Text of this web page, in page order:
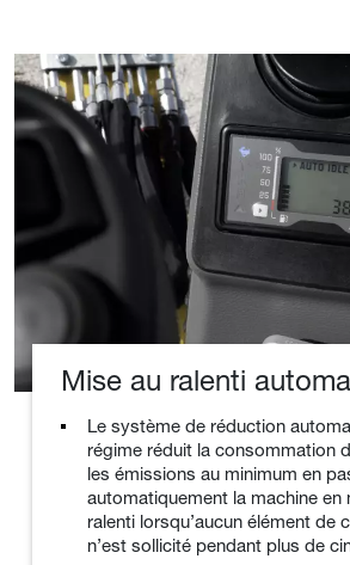
Mise au ralenti
Le système de réduction
régime réduit la consommation
les émissions au minimum en
automatiquement la machine en
ralenti lorsqu’aucun élément de
n’est sollicité pendant plus de